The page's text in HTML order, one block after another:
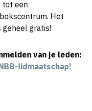
tot een
Het
geheel gratis!
van je leden:
lidmaatschap!